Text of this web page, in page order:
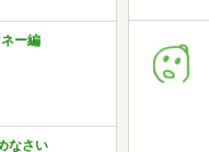
ー編
なさい